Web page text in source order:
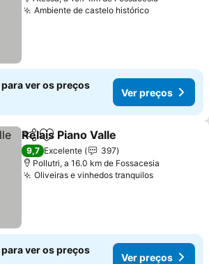
Ambiente de castelo históricoVer preços
ver os preços
Ver preços
PartilharAdicionar aos favoritos
Relais Piano Valle
9,7 Excelente
397
Pollutri, a 16.0 km de Fossacesia
Oliveiras e vinhedos tranquilosVer
ver os preços
Ver preços